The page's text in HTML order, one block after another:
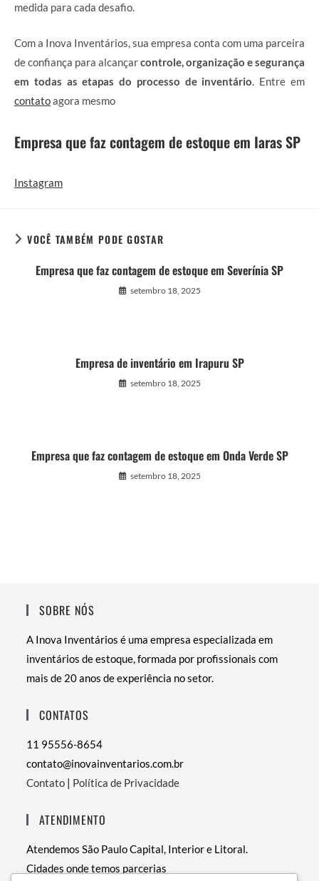
medida para cada desafio.
Com a Inova Inventários, sua empresa conta com uma parceira
de confiança para alcançarcontrole, organização e segurança
em todas as etapas do processo de inventário . Entre em
contatoagora mesmo
Empresa que faz contagem de estoque em Iaras SP
Instagram
VOCÊ TAMBÉM PODE GOSTAR
Empresa que faz contagem de estoque em Severínia SP
setembro 18, 2025
Empresa de inventário em Irapuru SP
setembro 18, 2025
Empresa que faz contagem de estoque em Onda Verde SP
setembro 18, 2025
SOBRE NÓS
A Inova Inventários é uma empresa especializada em
inventários de estoque, formada por profissionais com
mais de 20 anos de experiência no setor.
CONTATOS
11 95556-8654
contato@inovainventarios.com.br
Contato | Política de Privacidade
ATENDIMENTO
Atendemos São Paulo Capital, Interior e Litoral.
Cidades onde temos parcerias